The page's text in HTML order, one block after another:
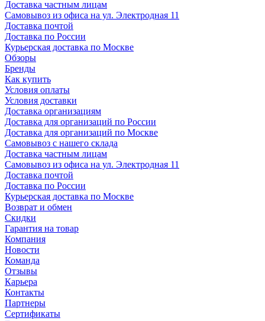
Доставка частным лицам
Самовывоз из офиса на ул. Электродная 11
Доставка почтой
Доставка по России
Курьерская доставка по Москве
Обзоры
Бренды
Как купить
Условия оплаты
Условия доставки
Доставка организациям
Доставка для организаций по России
Доставка для организаций по Москве
Самовывоз с нашего склада
Доставка частным лицам
Самовывоз из офиса на ул. Электродная 11
Доставка почтой
Доставка по России
Курьерская доставка по Москве
Возврат и обмен
Скидки
Гарантия на товар
Компания
Новости
Команда
Отзывы
Карьера
Контакты
Партнеры
Сертификаты